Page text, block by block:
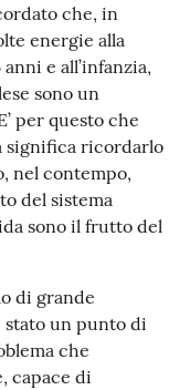
che, in
energie alla
e all’infanzia,
sono un
per questo che
significa ricordarlo
nel contempo,
del sistema
sono il frutto del
di grande
stato un punto di
che
capace di